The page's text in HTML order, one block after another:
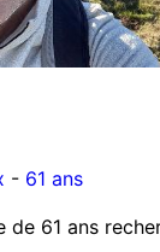
- 61 ans
de 61 ans